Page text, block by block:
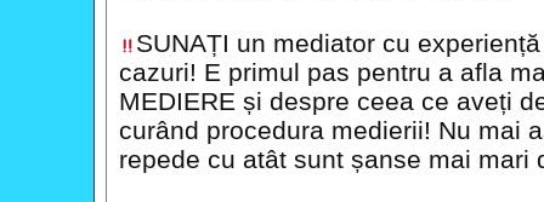
SUNAȚI un mediator cu
cazuri! E primul pas pentru a afla
MEDIERE și despre ceea ce aveți
curând procedura medierii! Nu mai
repede cu atât sunt șanse mai mari